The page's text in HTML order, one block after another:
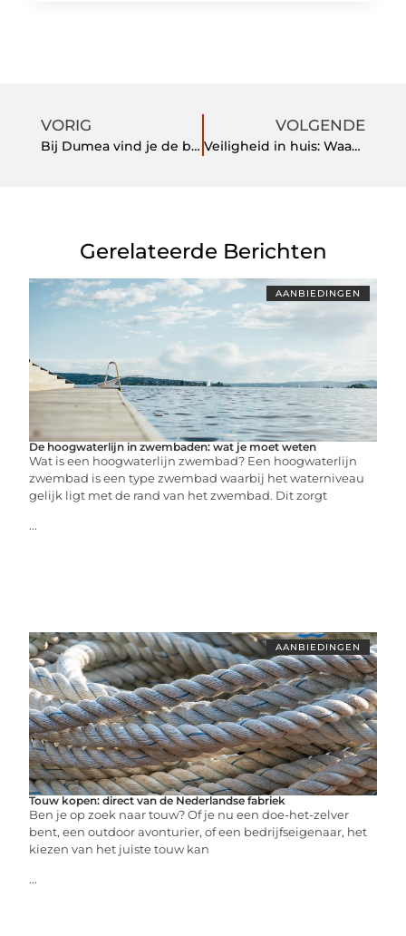
VORIG
Bij Dumea vind je de beste milieuanalyses!
VOLGENDE
Veiligheid in huis: Waarom brandbeveiliging essentieel is
Gerelateerde Berichten
AANBIEDINGEN
De hoogwaterlijn in zwembaden: wat je moet weten
Wat is een hoogwaterlijn zwembad? Een hoogwaterlijn
zwembad is een type zwembad waarbij het waterniveau
gelijk ligt met de rand van het zwembad. Dit zorgt
...
AANBIEDINGEN
Touw kopen: direct van de Nederlandse fabriek
Ben je op zoek naar touw? Of je nu een doe-het-zelver
bent, een outdoor avonturier, of een bedrijfseigenaar, het
kiezen van het juiste touw kan
...